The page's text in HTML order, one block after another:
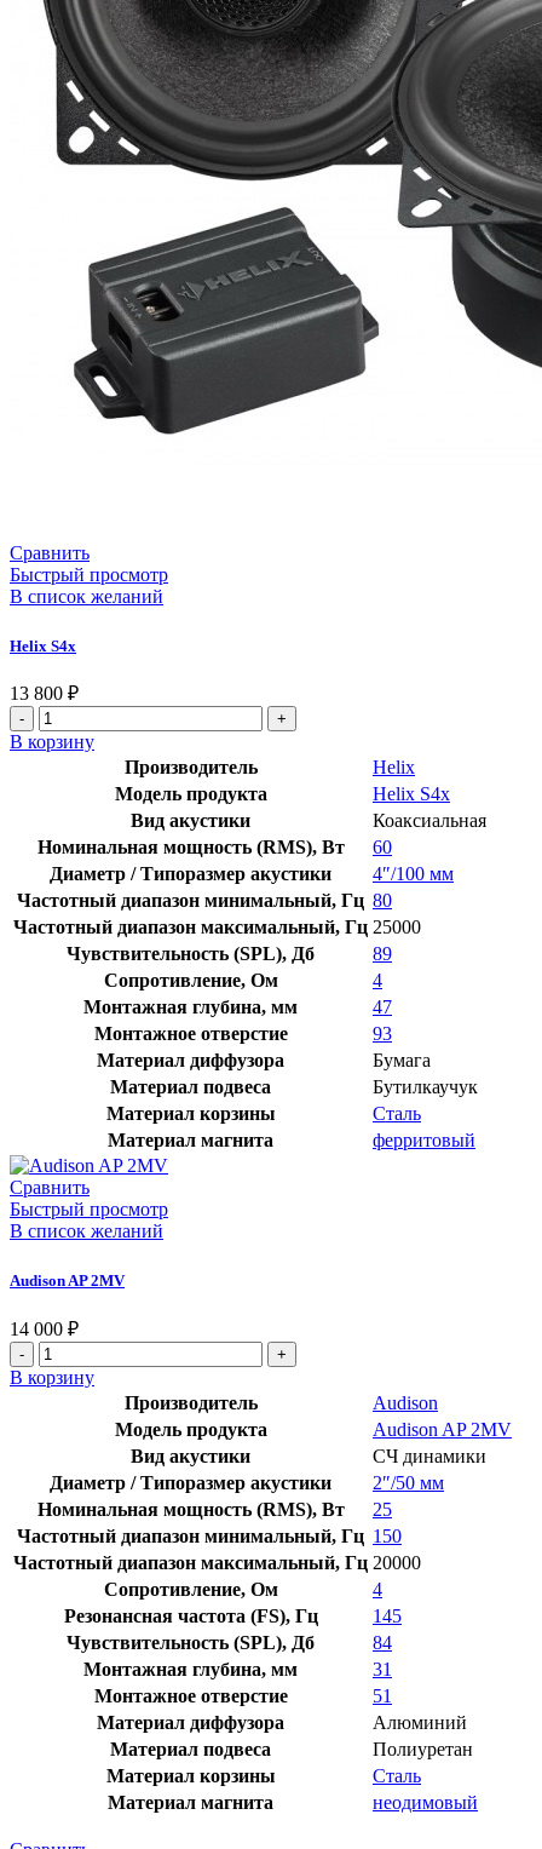
Сравнить
Быстрый просмотр
В список желаний
Helix S4x
13 800 ₽
Количество
товара
Helix
В корзину
Производитель
Helix
Модель продукта
Helix S4x
Вид акустики
Коаксиальная
Номинальная мощность (RMS), Вт
60
Диаметр / Типоразмер акустики
4″/100 мм
Частотный диапазон минимальный, Гц 80
Частотный диапазон максимальный, Гц 25000
Чувствительность (SPL), Дб
89
Сопротивление, Ом
4
Монтажная глубина, мм
47
Монтажное отверстие
93
Материал диффузора
Бумага
Материал подвеса
Бутилкаучук
Материал корзины
Сталь
Материал магнита
ферритовый
Сравнить
Быстрый просмотр
В список желаний
Audison AP 2MV
14 000 ₽
Количество
товара
Audison
В корзину
Производитель
Audison
Модель продукта
Audison AP 2MV
Вид акустики
СЧ динамики
Диаметр / Типоразмер акустики
2″/50 мм
Номинальная мощность (RMS), Вт
25
Частотный диапазон минимальный, Гц 150
Частотный диапазон максимальный, Гц 20000
Сопротивление, Ом
4
Резонансная частота (FS), Гц
145
Чувствительность (SPL), Дб
84
Монтажная глубина, мм
31
Монтажное отверстие
51
Материал диффузора
Алюминий
Материал подвеса
Полиуретан
Материал корзины
Сталь
Материал магнита
неодимовый